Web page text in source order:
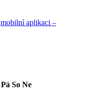
mobilní aplikaci –
Pá So Ne